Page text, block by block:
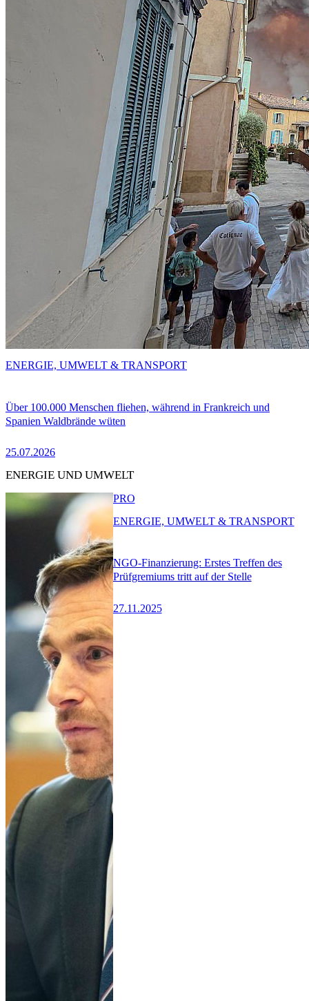
Über 100.000 Menschen fliehen, während in Frankreich und
Spanien Waldbrände wüten
25.07.2026
ENERGIE, UMWELT & TRANSPORT
ENERGIE UND UMWELT
NGO-Finanzierung: Erstes Treffen des
Prüfgremiums tritt auf der Stelle
27.11.2025
PRO
ENERGIE, UMWELT & TRANSPORT